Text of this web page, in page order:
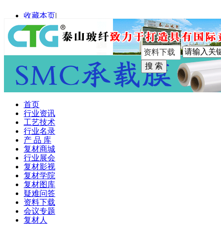
收藏本页|
手机版
首页
行业资讯
工艺技术
行业名录
产 品 库
复材商城
行业展会
复材影视
复材学院
复材图库
疑难问答
资料下载
会议专题
复材人